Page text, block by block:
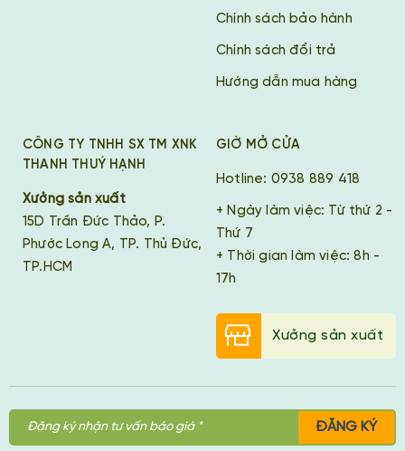
Chính sách bảo hành
Chính sách đổi trả
Hướng dẫn mua hàng
CÔNG TY TNHH SX TM XNK
THANH THUÝ HẠNH
Xưởng sản xuất
15D Trần Đức Thảo, P.
Phước Long A, TP. Thủ Đức,
TP.HCM
GIỜ MỞ CỬA
Hotline: 0938 889 418
+ Ngày làm việc: Từ thứ 2 -
Thứ 7
+ Thời gian làm việc: 8h -
17h
Xưởng sản xuất
ĐĂNG KÝ